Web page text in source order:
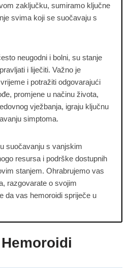
zaključku, sumiramo ključne
svima koji se suočavaju s
neugodni i bolni, su stanje
i liječiti. Važno je
i potražiti odgovarajući
promjene u načinu života,
vježbanja, igraju ključnu
simptoma.
suočavanju s vanjskim
resursa i podrške dostupnih
stanjem. Ohrabrujemo vas
razgovarate o svojim
da vas hemoroidi spriječe u